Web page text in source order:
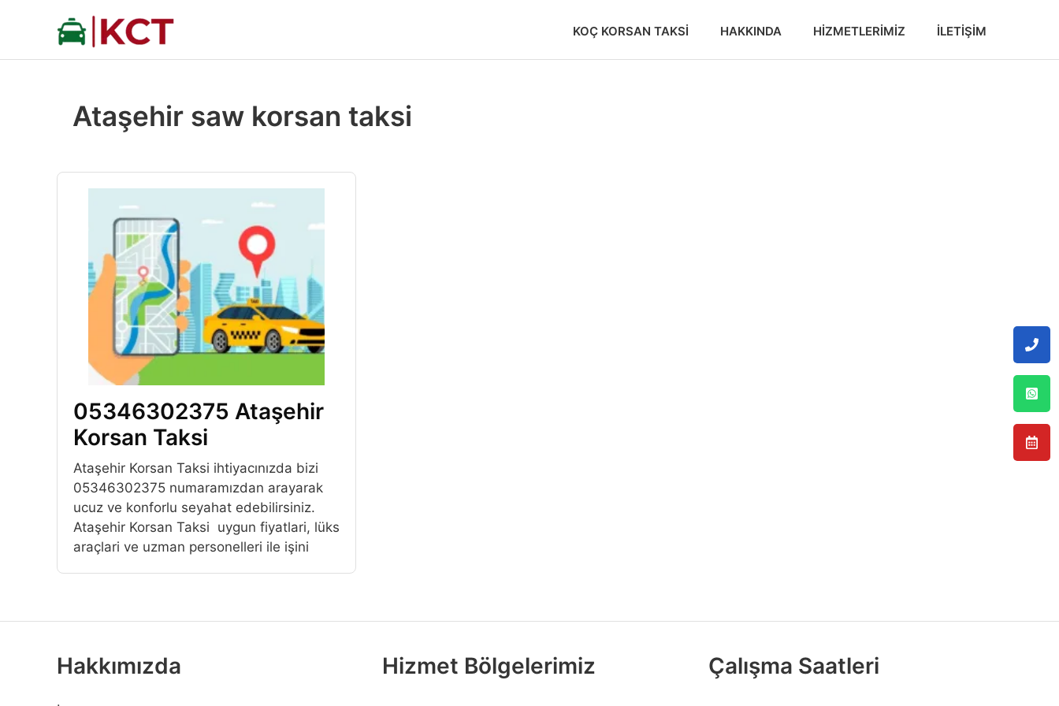
KOÇ KORSAN TAKSI HAKKINDA HIZMETLERIMIZ İLETIŞIM
Ataşehir saw korsan taksi
05346302375 Ataşehir
Korsan Taksi
Ataşehir Korsan Taksi ihtiyacınızda bizi
05346302375 numaramızdan arayarak
ucuz ve konforlu seyahat edebilirsiniz.
Ataşehir Korsan Taksi uygun fiyatlari, lüks
araçlari ve uzman personelleri ile işini
Hakkımızda Hizmet Bölgelerimiz Çalışma Saatleri